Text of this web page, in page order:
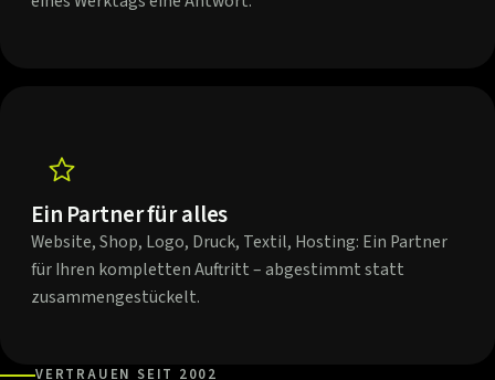
Ein Partner für alles
Website, Shop, Logo, Druck, Textil, Hosting: Ein Partner
für Ihren kompletten Auftritt – abgestimmt statt
zusammengestückelt.
VERTRAUEN SEIT 2002